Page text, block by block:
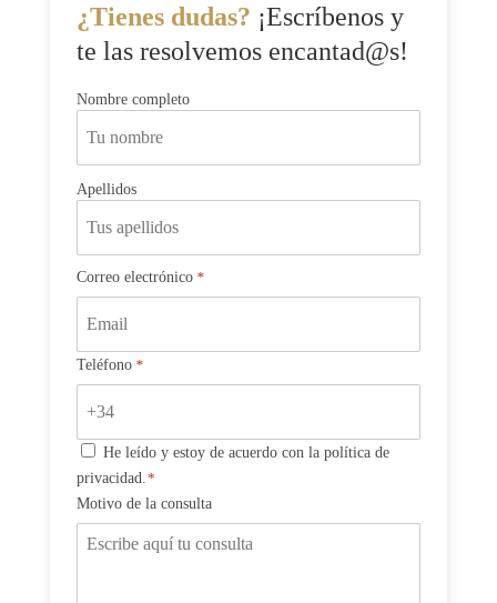
¿Tienes dudas? ¡Escríbenos y
te las resolvemos encantad@s!
Nombre
Nombre completo
Apellidos
Correo electrónico *
Teléfono *
Consentimiento
*
He leído y estoy de acuerdo con la política de
privacidad.*
Motivo de la consulta